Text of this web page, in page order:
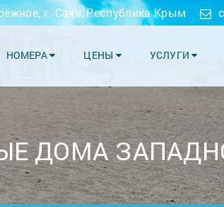
г. Саки, Республика Крым
НОМЕРА ЦЕНЫ УСЛУГИ
ДОМА